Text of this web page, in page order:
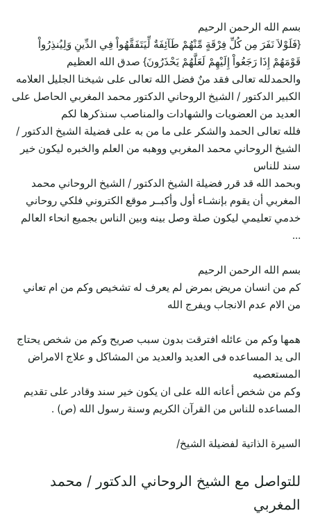
بسم الله الرحمن الرحيم
{فَلَوْلاَ نَفَرَ مِن كُلِّ فِرْقَةٍ مِّنْهُمْ طَآئِفَةٌ لِّيَتَفَقَّهُواْ فِي الدِّينِ وَلِيُنذِرُواْ
قَوْمَهُمْ إِذَا رَجَعُواْ إِلَيْهِمْ لَعَلَّهُمْ يَحْذَرُونَ} صدق الله العظيم
والحمدلله تعالى فقد منٌ فضل الله تعالى على شيخنا الجليل العلامه
الكبير الدكتور / الشيخ الروحاني الدكتور محمد المغربي الحاصل على
العديد من العضويات والشهادات والمناصب سنذكرها لكم
فلله تعالى الحمد والشكر على ما من به على فضيلة الشيخ الدكتور /
الشيخ الروحاني محمد المغربي ووهبه من العلم والخبره ليكون خير
سند للناس
وبحمد الله قد قرر فضيلة الشيخ الدكتور / الشيخ الروحاني محمد
المغربي أن يقوم بإنشـاء أول وأكبــر موقع الكتروني فلكي روحاني
خدمي تعليمي ليكون صلة وصل بينه وبين الناس بجميع انحاء العالم
…
بسم الله الرحمن الرحيم
كم من انسان مريض بمرض لم يعرف له تشخيص وكم من ام تعاني
من الام عدم الانجاب ويفرج الله
همها وكم من عائله افترقت بدون سبب صريح وكم من شخص يحتاج
الى يد المساعده فى العديد والعديد من المشاكل و علاج الامراض
المستعصيه
وكم من شخص أعانه الله على ان يكون خير سند وقادر على تقديم
المساعده للناس من القرآن الكريم وسنة رسول الله (ص) .
السيرة الذاتية لفضيلة الشيخ/
للتواصل مع الشيخ الروحاني الدكتور / محمد
المغربي